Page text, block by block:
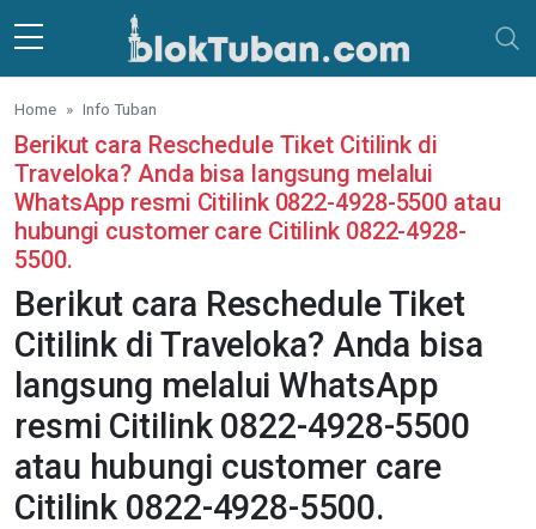
Skip to main content
Home Info Tuban
Berikut cara Reschedule Tiket Citilink di
Traveloka? Anda bisa langsung melalui
WhatsApp resmi Citilink 0822-4928-5500 atau
hubungi customer care Citilink 0822-4928-
5500.
Berikut cara Reschedule Tiket
Citilink di Traveloka? Anda bisa
langsung melalui WhatsApp
resmi Citilink 0822-4928-5500
atau hubungi customer care
Citilink 0822-4928-5500.